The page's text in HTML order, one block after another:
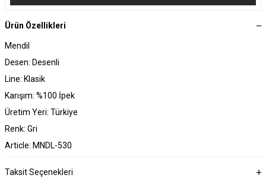
Ürün Özellikleri
Mendil
Desen: Desenli
Line: Klasik
Karışım: %100 İpek
Üretim Yeri: Türkiye
Renk: Gri
Article: MNDL-530
Taksit Seçenekleri